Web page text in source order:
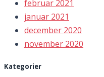
februar 2021
januar 2021
december 2020
november 2020
Kategorier